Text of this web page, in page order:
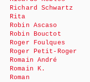
Richard Schwartz
Rita
Robin Ascaso
Robin Bouctot
Roger Foulques
Roger Petit-Roger
Romain André
Romain K.
Roman